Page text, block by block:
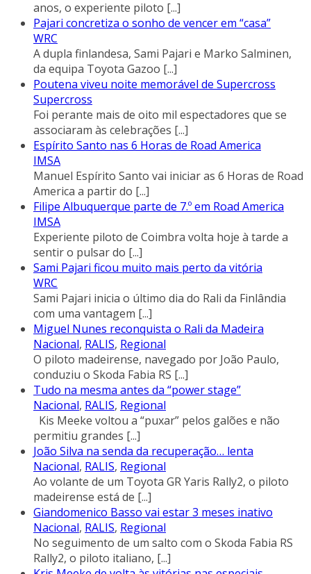
anos, o experiente piloto [...]
Pajari concretiza o sonho de vencer em “casa”
WRC
A dupla finlandesa, Sami Pajari e Marko Salminen,
da equipa Toyota Gazoo [...]
Poutena viveu noite memorável de Supercross
Supercross
Foi perante mais de oito mil espectadores que se
associaram às celebrações [...]
Espírito Santo nas 6 Horas de Road America
IMSA
Manuel Espírito Santo vai iniciar as 6 Horas de Road
America a partir do [...]
Filipe Albuquerque parte de 7.º em Road America
IMSA
Experiente piloto de Coimbra volta hoje à tarde a
sentir o pulsar do [...]
Sami Pajari ficou muito mais perto da vitória
WRC
Sami Pajari inicia o último dia do Rali da Finlândia
com uma vantagem [...]
Miguel Nunes reconquista o Rali da Madeira
Nacional, RALIS, Regional
O piloto madeirense, navegado por João Paulo,
conduziu o Skoda Fabia RS [...]
Tudo na mesma antes da “power stage”
Nacional, RALIS, Regional
Kis Meeke voltou a “puxar” pelos galões e não
permitiu grandes [...]
João Silva na senda da recuperação… lenta
Nacional, RALIS, Regional
Ao volante de um Toyota GR Yaris Rally2, o piloto
madeirense está de [...]
Giandomenico Basso vai estar 3 meses inativo
Nacional, RALIS, Regional
No seguimento de um salto com o Skoda Fabia RS
Rally2, o piloto italiano, [...]